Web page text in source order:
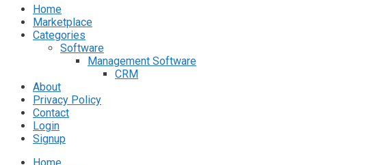
Home
Marketplace
Categories
Software
Management Software
CRM
About
Privacy Policy
Contact
Login
Signup